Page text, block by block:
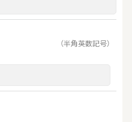
（半角英数記号）